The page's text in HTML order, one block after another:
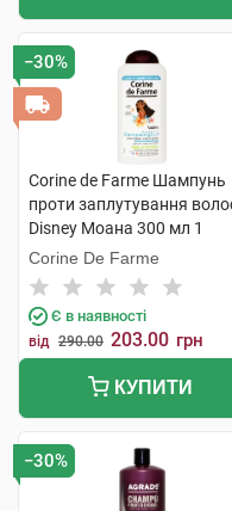
−30%
Corine de Farme Шампунь
проти заплутування
Disney Моана 300 мл 1
флакон
Corine De Farme
Є в наявності
від 290.00 203.00 грн
КУПИТИ
−30%